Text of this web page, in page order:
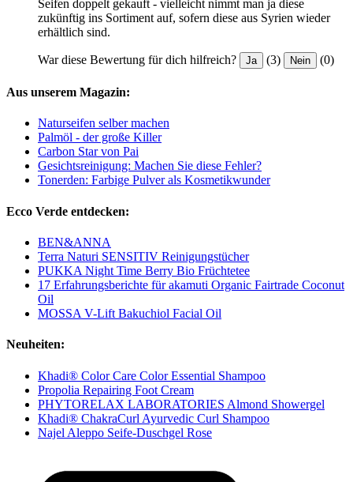
Seifen doppelt gekauft - vielleicht nimmt man ja diese
zukünftig ins Sortiment auf, sofern diese aus Syrien wieder
erhältlich sind.
War diese Bewertung für dich hilfreich? Ja (3) Nein (0)
Aus unserem Magazin:
Naturseifen selber machen
Palmöl - der große Killer
Carbon Star von Pai
Gesichtsreinigung: Machen Sie diese Fehler?
Tonerden: Farbige Pulver als Kosmetikwunder
Ecco Verde entdecken:
BEN&ANNA
Terra Naturi SENSITIV Reinigungstücher
PUKKA Night Time Berry Bio Früchtetee
17 Erfahrungsberichte für akamuti Organic Fairtrade Coconut
Oil
MOSSA V-Lift Bakuchiol Facial Oil
Neuheiten:
Khadi® Color Care Color Essential Shampoo
Propolia Repairing Foot Cream
PHYTORELAX LABORATORIES Almond Showergel
Khadi® ChakraCurl Ayurvedic Curl Shampoo
Najel Aleppo Seife-Duschgel Rose